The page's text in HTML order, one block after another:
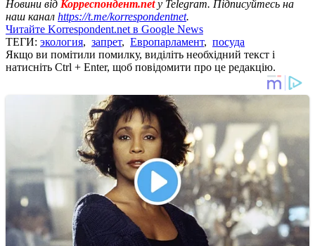
Новини від Корреспондент.netу Telegram. Підписуйтесь на
наш канал https://t.me/korrespondentnet.
Читайте Korrespondent.net в Google News
ТЕГИ: экология, запрет, Европарламент, посуда
Якщо ви помітили помилку, виділіть необхідний текст і
натисніть Ctrl + Enter, щоб повідомити про це редакцію.